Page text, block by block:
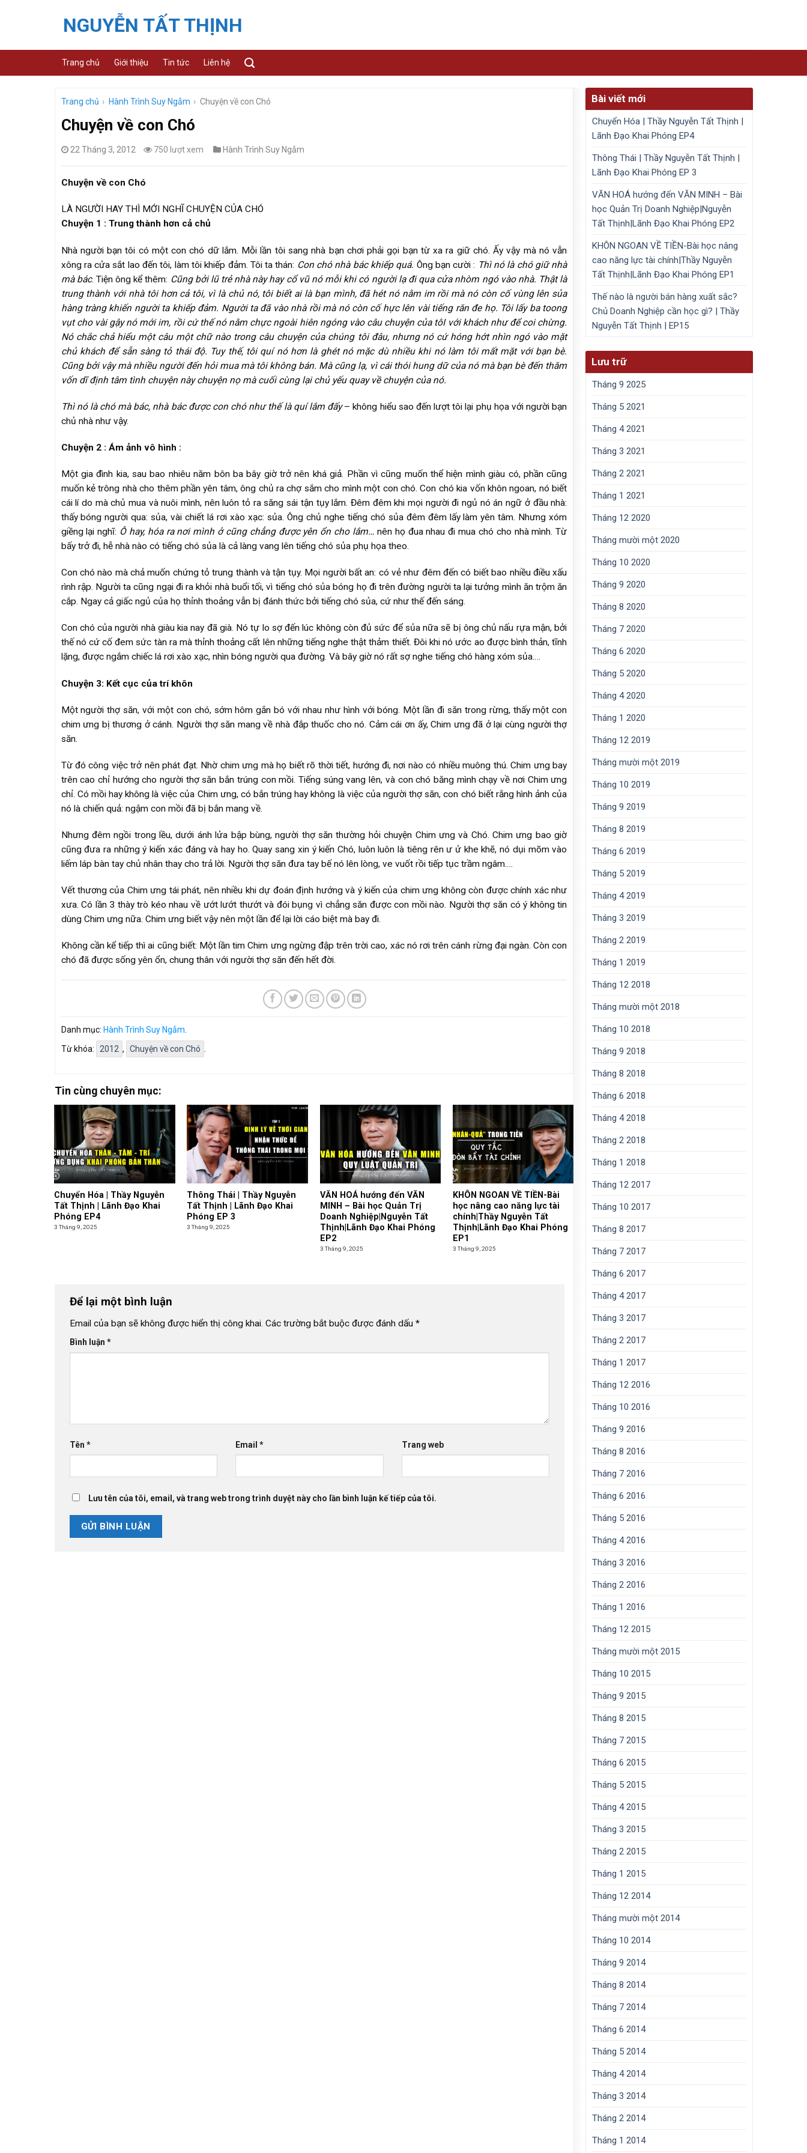
NGUYỄN TẤT THỊNH
Trang chủ Giới thiệu Tin tức Liên hệ
Trang chủ › Hành Trình Suy Ngẫm › Chuyện về con Chó
Chuyện về con Chó
22 Tháng 3, 2012 750 lượt xem Hành Trình Suy Ngẫm
Chuyện về con Chó
LÀ NGƯỜI HAY THÌ MỚI NGHĨ CHUYỆN CỦA CHÓ
Chuyện 1 : Trung thành hơn cả chủ
Nhà người bạn tôi có một con chó dữ lắm. Mỗi lần tôi sang nhà bạn chơi phải gọi bạn từ xa ra giữ chó. Ấy vậy mà nó vẫn
xông ra cửa sắt lao đến tôi, làm tôi khiếp đảm. Tôi ta thán: Con chó nhà bác khiếp quá. Ông bạn cười : Thì nó là chó giữ nhà
mà bác. Tiện ông kể thêm: Cũng bởi lũ trẻ nhà này hay cổ vũ nó mỗi khi có người lạ đi qua cửa nhòm ngó vào nhà. Thật là
trung thành với nhà tôi hơn cả tôi, vì là chủ nó, tôi biết ai là bạn mình, đã hét nó nằm im rồi mà nó còn cố vùng lên sủa
hàng tràng khiến người ta khiếp đảm. Người ta đã vào nhà rồi mà nó còn cố hực lên vài tiếng răn đe họ. Tôi lấy ba toong
vụt cho vài gậy nó mới im, rồi cứ thế nó nằm chực ngoài hiên ngóng vào câu chuyện của tôI với khách như để coi chừng.
Nó chắc chả hiểu một câu một chữ nào trong câu chuyện của chúng tôi đâu, nhưng nó cứ hóng hớt nhìn ngó vào mặt
chủ khách để sẵn sàng tỏ thái độ. Tuy thế, tôi quí nó hơn là ghét nó mặc dù nhiều khi nó làm tôi mất mặt với bạn bè.
Cũng bởi vậy mà nhiều người đến hỏi mua mà tôi không bán. Mà cũng lạ, vì cái thói hung dữ của nó mà bạn bè đến thăm
vốn dĩ định tâm tình chuyện này chuyện nọ mà cuối cùng lại chủ yếu quay về chuyện của nó.
Thì nó là chó mà bác, nhà bác được con chó như thế là quí lắm đấy– không hiểu sao đến lượt tôi lại phụ họa với người bạn
chủ nhà như vậy.
Chuyện 2 : Ám ảnh vô hình :
Một gia đình kia, sau bao nhiêu năm bôn ba bây giờ trở nên khá giả. Phần vì cũng muốn thể hiện mình giàu có, phần cũng
muốn kẻ trông nhà cho thêm phần yên tâm, ông chủ ra chợ sắm cho mình một con chó. Con chó kia vốn khôn ngoan, nó biết
cái lí do mà chủ mua và nuôi mình, nên luôn tỏ ra săng sái tận tụy lắm. Đêm đêm khi mọi người đi ngủ nó án ngữ ở đầu nhà:
thấy bóng người qua: sủa, vài chiết lá rơi xào xạc: sủa. Ông chủ nghe tiếng chó sủa đêm đêm lấy làm yên tâm. Nhưng xóm
giềng lại nghĩ: Ô hay, hóa ra nơi mình ở cũng chẳng được yên ổn cho lắm… nên họ đua nhau đi mua chó cho nhà mình. Từ
bấy trở đi, hễ nhà nào có tiếng chó sủa là cả làng vang lên tiếng chó sủa phụ họa theo.
Con chó nào mà chả muốn chứng tỏ trung thành và tận tụy. Mọi người bất an: có vẻ như đêm đến có biết bao nhiều điều xấu
rình rập. Người ta cũng ngại đi ra khỏi nhà buổi tối, vì tiếng chó sủa bóng họ đi trên đường người ta lại tưởng mình ăn trộm ăn
cắp. Ngay cả giấc ngủ của họ thỉnh thoảng vẫn bị đánh thức bởi tiếng chó sủa, cứ như thế đến sáng.
Con chó của người nhà giàu kia nay đã già. Nó tự lo sợ đến lúc không còn đủ sức để sủa nữa sẽ bị ông chủ nấu rựa mận, bởi
thế nó cứ cố đem sức tàn ra mà thỉnh thoảng cất lên những tiếng nghe thật thảm thiết. Đôi khi nó ước ao được bình thản, tĩnh
lặng, được ngắm chiếc lá rơi xào xạc, nhìn bóng người qua đường. Và bây giờ nó rất sợ nghe tiếng chó hàng xóm sủa….
Chuyện 3: Kết cục của trí khôn
Một người thợ săn, với một con chó, sớm hôm gắn bó với nhau như hình với bóng. Một lần đi săn trong rừng, thấy một con
chim ưng bị thương ở cánh. Người thợ săn mang về nhà đắp thuốc cho nó. Cảm cái ơn ấy, Chim ưng đã ở lại cùng người thợ
săn.
Từ đó công việc trở nên phát đạt. Nhờ chim ưng mà họ biết rõ thời tiết, hướng đi, nơi nào có nhiều muông thú. Chim ưng bay
trên cao chỉ hướng cho người thợ săn bắn trúng con mồi. Tiếng súng vang lên, và con chó băng mình chạy về nơi Chim ưng
chỉ. Có mồi hay không là việc của Chim ưng, có bắn trúng hay không là việc của người thợ săn, con chó biết rằng hình ảnh của
nó là chiến quả: ngậm con mồi đã bị bắn mang về.
Nhưng đêm ngồi trong lều, dưới ánh lửa bập bùng, người thợ săn thường hỏi chuyện Chim ưng và Chó. Chim ưng bao giờ
cũng đưa ra những ý kiến xác đáng và hay ho. Quay sang xin ý kiến Chó, luôn luôn là tiêng rên ư ử khe khẽ, nó dụi mõm vào
liếm láp bàn tay chủ nhân thay cho trả lời. Người thợ săn đưa tay bế nó lên lòng, ve vuốt rồi tiếp tục trầm ngâm….
Vết thương của Chim ưng tái phát, nên nhiều khi dự đoán định hướng và ý kiến của chim ưng không còn được chính xác như
xưa. Có lần 3 thày trò kéo nhau về ướt lướt thướt và đói bụng vì chẳng săn được con mồi nào. Người thợ săn có ý không tin
dùng Chim ưng nữa. Chim ưng biết vậy nên một lần để lại lời cáo biệt mà bay đi.
Không cần kể tiếp thì ai cũng biết: Một lần tim Chim ưng ngừng đập trên trời cao, xác nó rơi trên cánh rừng đại ngàn. Còn con
chó đã được sống yên ổn, chung thân với người thợ săn đến hết đời.
Danh mục: Hành Trình Suy Ngẫm
Từ khóa:
2012 , Chuyện về con Chó
Tin cùng chuyên mục:
Chuyển Hóa | Thầy Nguyễn
Tất Thịnh | Lãnh Đạo Khai
Phóng EP4
3 Tháng 9, 2025
Thông Thái | Thầy Nguyễn
Tất Thịnh | Lãnh Đạo Khai
Phóng EP 3
3 Tháng 9, 2025
VĂN HOÁ hướng đến VĂN
MINH – Bài học Quản Trị
Doanh Nghiệp|Nguyễn Tất
Thịnh|Lãnh Đạo Khai Phóng
EP2
3 Tháng 9, 2025
KHÔN NGOAN VỀ TIỀN-Bài
học nâng cao năng lực tài
chính|Thầy Nguyễn Tất
Thịnh|Lãnh Đạo Khai Phóng
EP1
3 Tháng 9, 2025
Để lại một bình luận
Email của bạn sẽ không được hiển thị công khai. Các trường bắt buộc được đánh dấu *
Bình luận *
Tên * Email* Trang web
Lưu tên của tôi, email, và trang web trong trình duyệt này cho lần bình luận kế tiếp của tôi.
Bài viết mới
Chuyển Hóa | Thầy Nguyễn Tất Thịnh |
Lãnh Đạo Khai Phóng EP4
Thông Thái | Thầy Nguyễn Tất Thịnh |
Lãnh Đạo Khai Phóng EP 3
VĂN HOÁ hướng đến VĂN MINH – Bài
học Quản Trị Doanh Nghiệp|Nguyễn
Tất Thịnh|Lãnh Đạo Khai Phóng EP2
KHÔN NGOAN VỀ TIỀN-Bài học nâng
cao năng lực tài chính|Thầy Nguyễn
Tất Thịnh|Lãnh Đạo Khai Phóng EP1
Thế nào là người bán hàng xuất sắc?
Chủ Doanh Nghiệp cần học gì? | Thầy
Nguyễn Tất Thịnh | EP15
Lưu trữ
Tháng 9 2025
Tháng 5 2021
Tháng 4 2021
Tháng 3 2021
Tháng 2 2021
Tháng 1 2021
Tháng 12 2020
Tháng mười một 2020
Tháng 10 2020
Tháng 9 2020
Tháng 8 2020
Tháng 7 2020
Tháng 6 2020
Tháng 5 2020
Tháng 4 2020
Tháng 1 2020
Tháng 12 2019
Tháng mười một 2019
Tháng 10 2019
Tháng 9 2019
Tháng 8 2019
Tháng 6 2019
Tháng 5 2019
Tháng 4 2019
Tháng 3 2019
Tháng 2 2019
Tháng 1 2019
Tháng 12 2018
Tháng mười một 2018
Tháng 10 2018
Tháng 9 2018
Tháng 8 2018
Tháng 6 2018
Tháng 4 2018
Tháng 2 2018
Tháng 1 2018
Tháng 12 2017
Tháng 10 2017
Tháng 8 2017
Tháng 7 2017
Tháng 6 2017
Tháng 4 2017
Tháng 3 2017
Tháng 2 2017
Tháng 1 2017
Tháng 12 2016
Tháng 10 2016
Tháng 9 2016
Tháng 8 2016
Tháng 7 2016
Tháng 6 2016
Tháng 5 2016
Tháng 4 2016
Tháng 3 2016
Tháng 2 2016
Tháng 1 2016
Tháng 12 2015
Tháng mười một 2015
Tháng 10 2015
Tháng 9 2015
Tháng 8 2015
Tháng 7 2015
Tháng 6 2015
Tháng 5 2015
Tháng 4 2015
Tháng 3 2015
Tháng 2 2015
Tháng 1 2015
Tháng 12 2014
Tháng mười một 2014
Tháng 10 2014
Tháng 9 2014
Tháng 8 2014
Tháng 7 2014
Tháng 6 2014
Tháng 5 2014
Tháng 4 2014
Tháng 3 2014
Tháng 2 2014
Tháng 1 2014